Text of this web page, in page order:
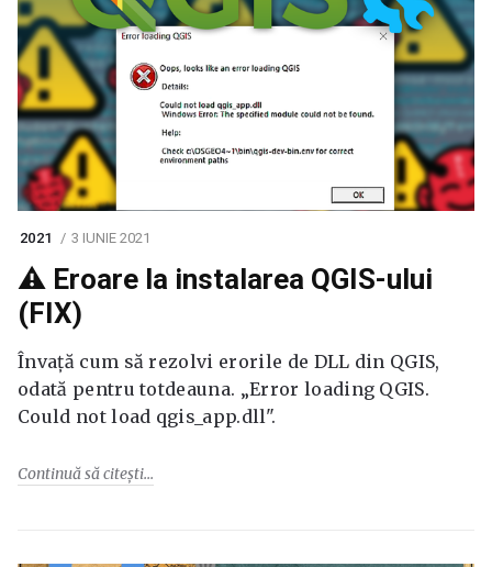
2021 3 IUNIE 2021
⚠️ Eroare la instalarea QGIS-ului
(FIX)
Învață cum să rezolvi erorile de DLL din QGIS,
odată pentru totdeauna. „Error loading QGIS.
Could not load qgis_app.dll".
Continuă să citești